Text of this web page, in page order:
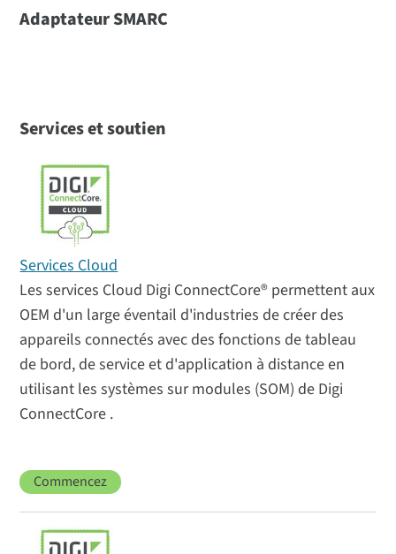
Adaptateur SMARC
Services et soutien
Services Cloud
Les services Cloud Digi ConnectCore® permettent aux
OEM d'un large éventail d'industries de créer des
appareils connectés avec des fonctions de tableau
de bord, de service et d'application à distance en
utilisant les systèmes sur modules (SOM) de Digi
ConnectCore .
Commencez